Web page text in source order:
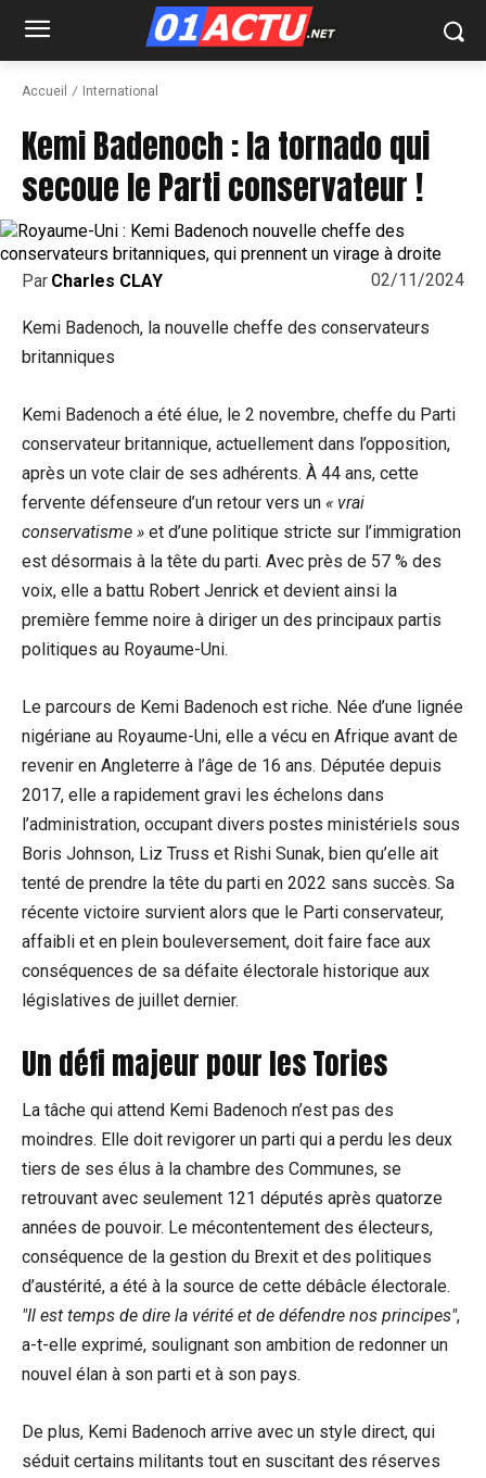
Accueil International
Kemi Badenoch : la tornado qui
secoue le Parti conservateur !
02/11/2024
Par Charles CLAY
Kemi Badenoch, la nouvelle cheffe des conservateurs
britanniques
Kemi Badenoch a été élue, le 2 novembre, cheffe du Parti
conservateur britannique, actuellement dans l’opposition,
après un vote clair de ses adhérents. À 44 ans, cette
fervente défenseure d’un retour vers un « vrai
conservatisme » et d’une politique stricte sur l’immigration
est désormais à la tête du parti. Avec près de 57 % des
voix, elle a battu Robert Jenrick et devient ainsi la
première femme noire à diriger un des principaux partis
politiques au Royaume-Uni.
Le parcours de Kemi Badenoch est riche. Née d’une lignée
nigériane au Royaume-Uni, elle a vécu en Afrique avant de
revenir en Angleterre à l’âge de 16 ans. Députée depuis
2017, elle a rapidement gravi les échelons dans
l’administration, occupant divers postes ministériels sous
Boris Johnson, Liz Truss et Rishi Sunak, bien qu’elle ait
tenté de prendre la tête du parti en 2022 sans succès. Sa
récente victoire survient alors que le Parti conservateur,
affaibli et en plein bouleversement, doit faire face aux
conséquences de sa défaite électorale historique aux
législatives de juillet dernier.
Un défi majeur pour les Tories
La tâche qui attend Kemi Badenoch n’est pas des
moindres. Elle doit revigorer un parti qui a perdu les deux
tiers de ses élus à la chambre des Communes, se
retrouvant avec seulement 121 députés après quatorze
années de pouvoir. Le mécontentement des électeurs,
conséquence de la gestion du Brexit et des politiques
d’austérité, a été à la source de cette débâcle électorale.
Il est temps de dire la vérité et de défendre nos principes ,
a-t-elle exprimé, soulignant son ambition de redonner un
nouvel élan à son parti et à son pays.
De plus, Kemi Badenoch arrive avec un style direct, qui
séduit certains militants tout en suscitant des réserves